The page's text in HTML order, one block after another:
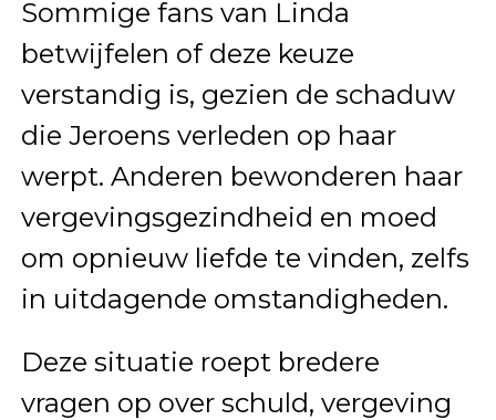
Sommige fans van Linda
betwijfelen of deze keuze
verstandig is, gezien de schaduw
die Jeroens verleden op haar
werpt. Anderen bewonderen haar
vergevingsgezindheid en moed
om opnieuw liefde te vinden, zelfs
in uitdagende omstandigheden.
Deze situatie roept bredere
vragen op over schuld, vergeving